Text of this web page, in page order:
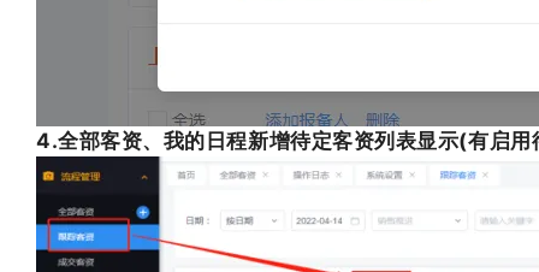
4.全部客资、我的日程新增待定客资列表显示(有启